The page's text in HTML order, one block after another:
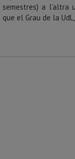
semestres) a l’altra
que el Grau de la